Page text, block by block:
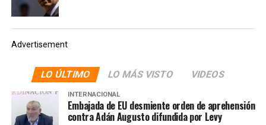
Asimismo, informó que el predio y lo asegurado,
de resolver conforme a derecho en contra de quien o
quienes resulten responsables.
Advertisement
LO ÚLTIMO LO MÁS VISTO VIDEOS
INTERNACIONAL
Embajada de EU desmiente orden de aprehensión
contra Adán Augusto difundida por Levy